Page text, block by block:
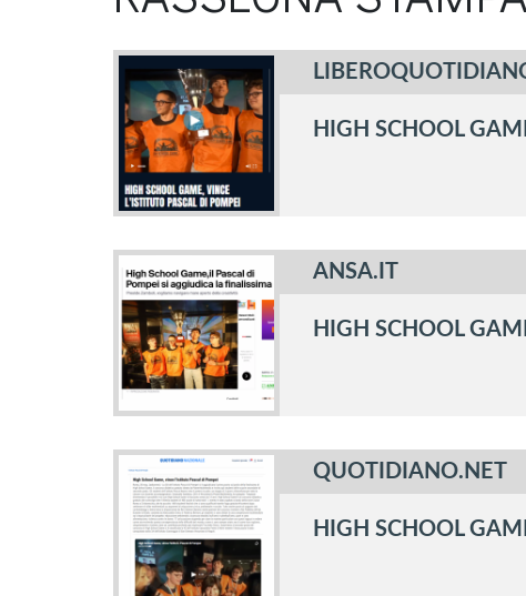
HIGH SCHOOL
ANSA.IT
HIGH SCHOOL
QUOTIDIANO.NET
HIGH SCHOOL